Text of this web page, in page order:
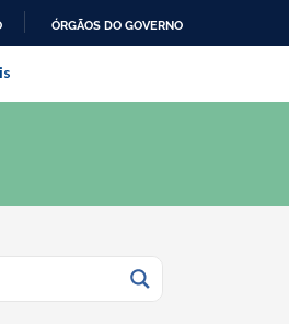
ÓRGÃOS DO GOVERNO